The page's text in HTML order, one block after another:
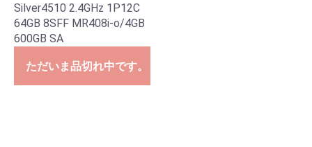
Silver4510 2.4GHz 1P12C
64GB 8SFF MR408i-o/4GB
600GB SA
ただいま品切れ中です。